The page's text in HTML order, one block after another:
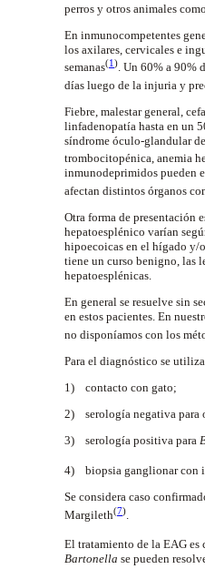
perros y otros animales como
En inmunocompetentes
los axilares, cervicales e
semanas(1). Un 60% a 90%
días luego de la injuria y
Fiebre, malestar general,
linfadenopatía hasta en un
síndrome óculo-glandular de
trombocitopénica, anemia
inmunodeprimidos pueden
afectan distintos órganos
Otra forma de presentación
hepatoesplénico varían
hipoecoicas en el hígado y/
tiene un curso benigno, las
hepatoesplénicas
En general se resuelve sin
en estos pacientes. En
no disponíamos con los
Para el diagnóstico se
1) contacto con gato;
2) serología negativa para
3) serología positiva para
4) biopsia ganglionar con
Se considera caso
Margileth(7)
El tratamiento de la EAG es
Bartonella se pueden